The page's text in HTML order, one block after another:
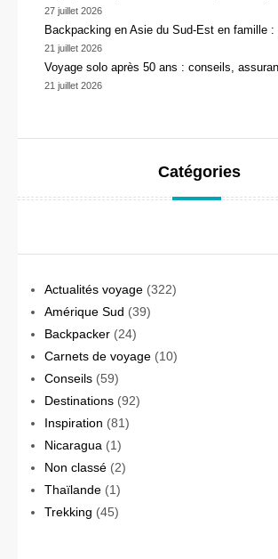
27 juillet 2026
Backpacking en Asie du Sud-Est en famille :
21 juillet 2026
Voyage solo après 50 ans : conseils,
21 juillet 2026
Catégories
Actualités voyage (322)
Amérique Sud (39)
Backpacker (24)
Carnets de voyage (10)
Conseils (59)
Destinations (92)
Inspiration (81)
Nicaragua (1)
Non classé (2)
Thaïlande (1)
Trekking (45)